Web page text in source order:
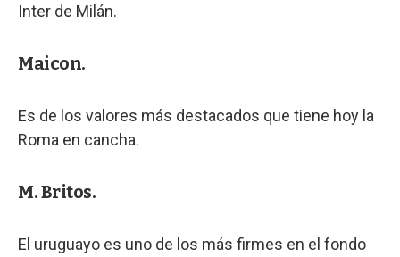
Inter de Milán.
Maicon.
Es de los valores más destacados que tiene hoy la
Roma en cancha.
M. Britos.
El uruguayo es uno de los más firmes en el fondo